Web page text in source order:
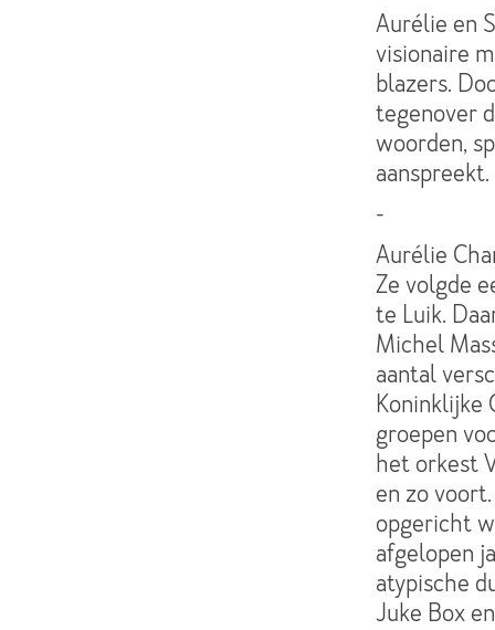
Aurélie en
visionaire
blazers.
tegenover
woorden,
aanspreekt.
-
Aurélie
Ze volgde
te Luik.
Michel
aantal
Koninklijke
groepen
het orkest
en zo
opgericht
afgelopen
atypische
Juke Box